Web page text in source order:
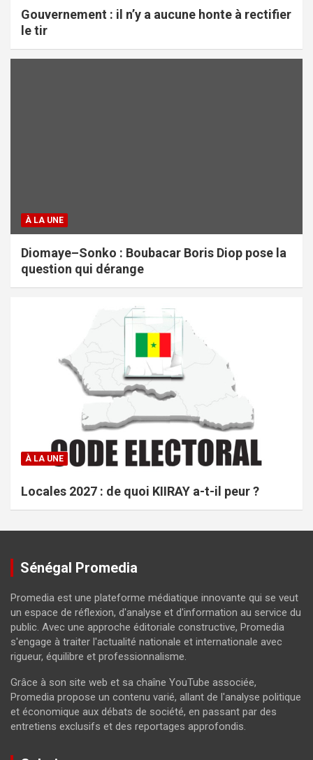
Gouvernement : il n’y a aucune honte à rectifier
le tir
À LA UNE
Diomaye–Sonko : Boubacar Boris Diop pose la
question qui dérange
À LA UNE
Locales 2027 : de quoi KIIRAY a-t-il peur ?
Sénégal Promedia
Promedia est une plateforme médiatique innovante qui se veut
un espace de réflexion, d'analyse et d'information au service du
public. Avec une approche éditoriale constructive, Promedia
s'engage à traiter l'actualité nationale et internationale avec
rigueur, équilibre et professionnalisme.
Grâce à son site web et sa chaîne YouTube associée,
Promedia propose un contenu varié, allant de l'analyse politique
et économique aux débats de société, en passant par des
entretiens exclusifs et des reportages approfondis.